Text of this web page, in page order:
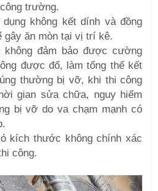
trường.
không kết dính và đồng
gây ăn mòn tại vị trí kê.
đảm bảo được cường
được đổ, làm tổng thể kết
thường bị vỡ, khi thi công
gian sửa chữa, nguy hiểm
bị vỡ do va chạm mạnh có
kích thước không chính xác
công.